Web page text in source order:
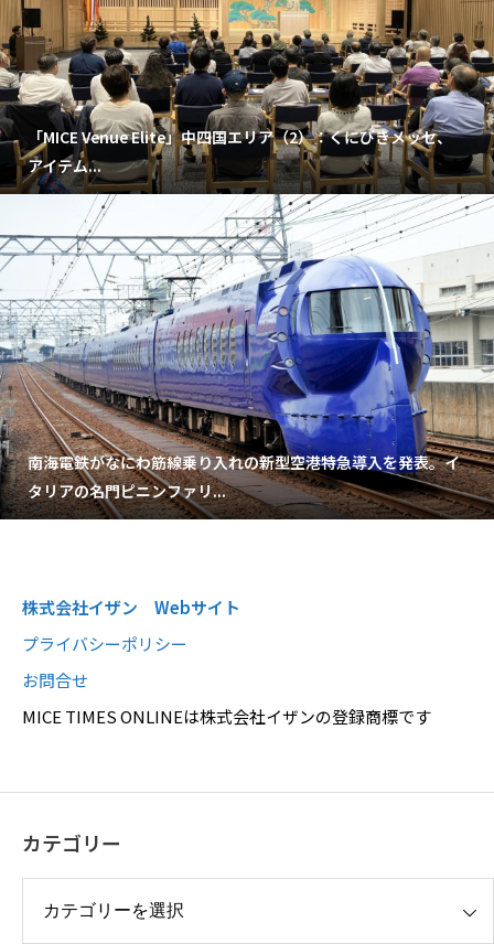
「MICE Venue Elite」中四国エリア（2）：くにびきメッセ、
アイテム...
南海電鉄がなにわ筋線乗り入れの新型空港特急導入を発表。イ
タリアの名門ピニンファリ...
株式会社イザン Webサイト
プライバシーポリシー
お問合せ
MICE TIMES ONLINEは株式会社イザンの登録商標です
カテゴリー